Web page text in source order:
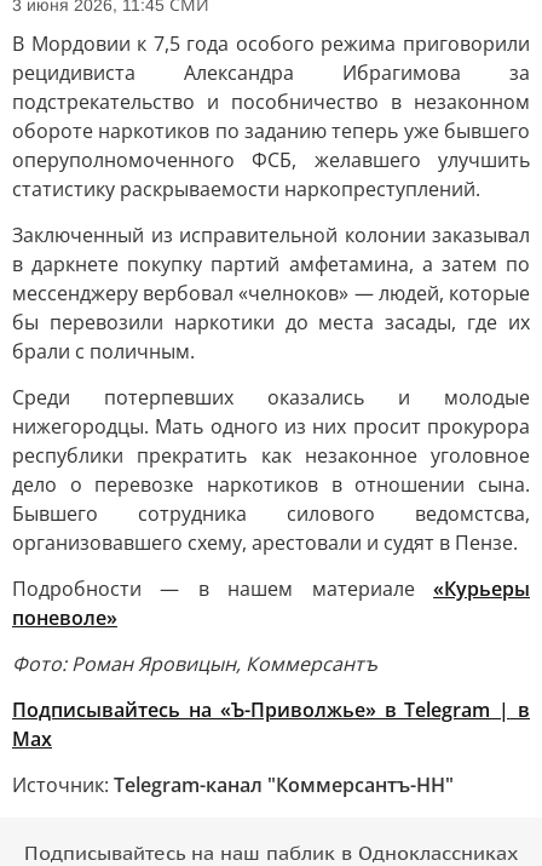
3 июня 2026, 11:45
В Мордовии к 7,5 года особого режима приговорили
рецидивиста Александра Ибрагимова за
подстрекательство и пособничество в незаконном
обороте наркотиков по заданию теперь уже бывшего
оперуполномоченного ФСБ, желавшего улучшить
статистику раскрываемости наркопреступлений.
Заключенный из исправительной колонии заказывал
в даркнете покупку партий амфетамина, а затем по
мессенджеру вербовал «челноков» — людей, которые
бы перевозили наркотики до места засады, где их
брали с поличным.
Среди потерпевших оказались и молодые
нижегородцы. Мать одного из них просит прокурора
республики прекратить как незаконное уголовное
дело о перевозке наркотиков в отношении сына.
Бывшего сотрудника силового ведомстсва,
организовавшего схему, арестовали и судят в Пензе.
Подробности — в нашем материале «Курьеры
поневоле»
Фото: Роман Яровицын, Коммерсантъ
Подписывайтесь на «Ъ-Приволжье» в Telegram | в
Mах
Источник: Telegram-канал "Коммерсантъ-НН"
Подписывайтесь на наш паблик в Одноклассниках